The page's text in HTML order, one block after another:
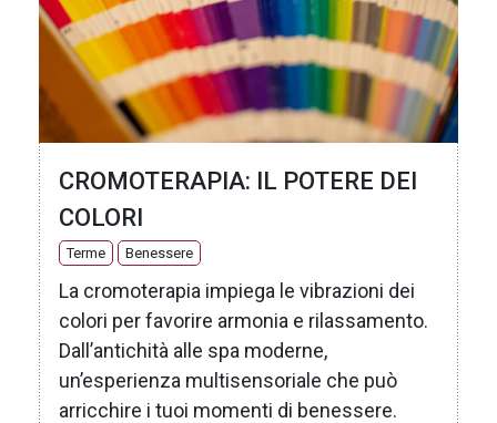
CROMOTERAPIA: IL POTERE DEI
COLORI
Terme Benessere
La cromoterapia impiega le vibrazioni dei
colori per favorire armonia e rilassamento.
Dall’antichità alle spa moderne,
un’esperienza multisensoriale che può
arricchire i tuoi momenti di benessere.